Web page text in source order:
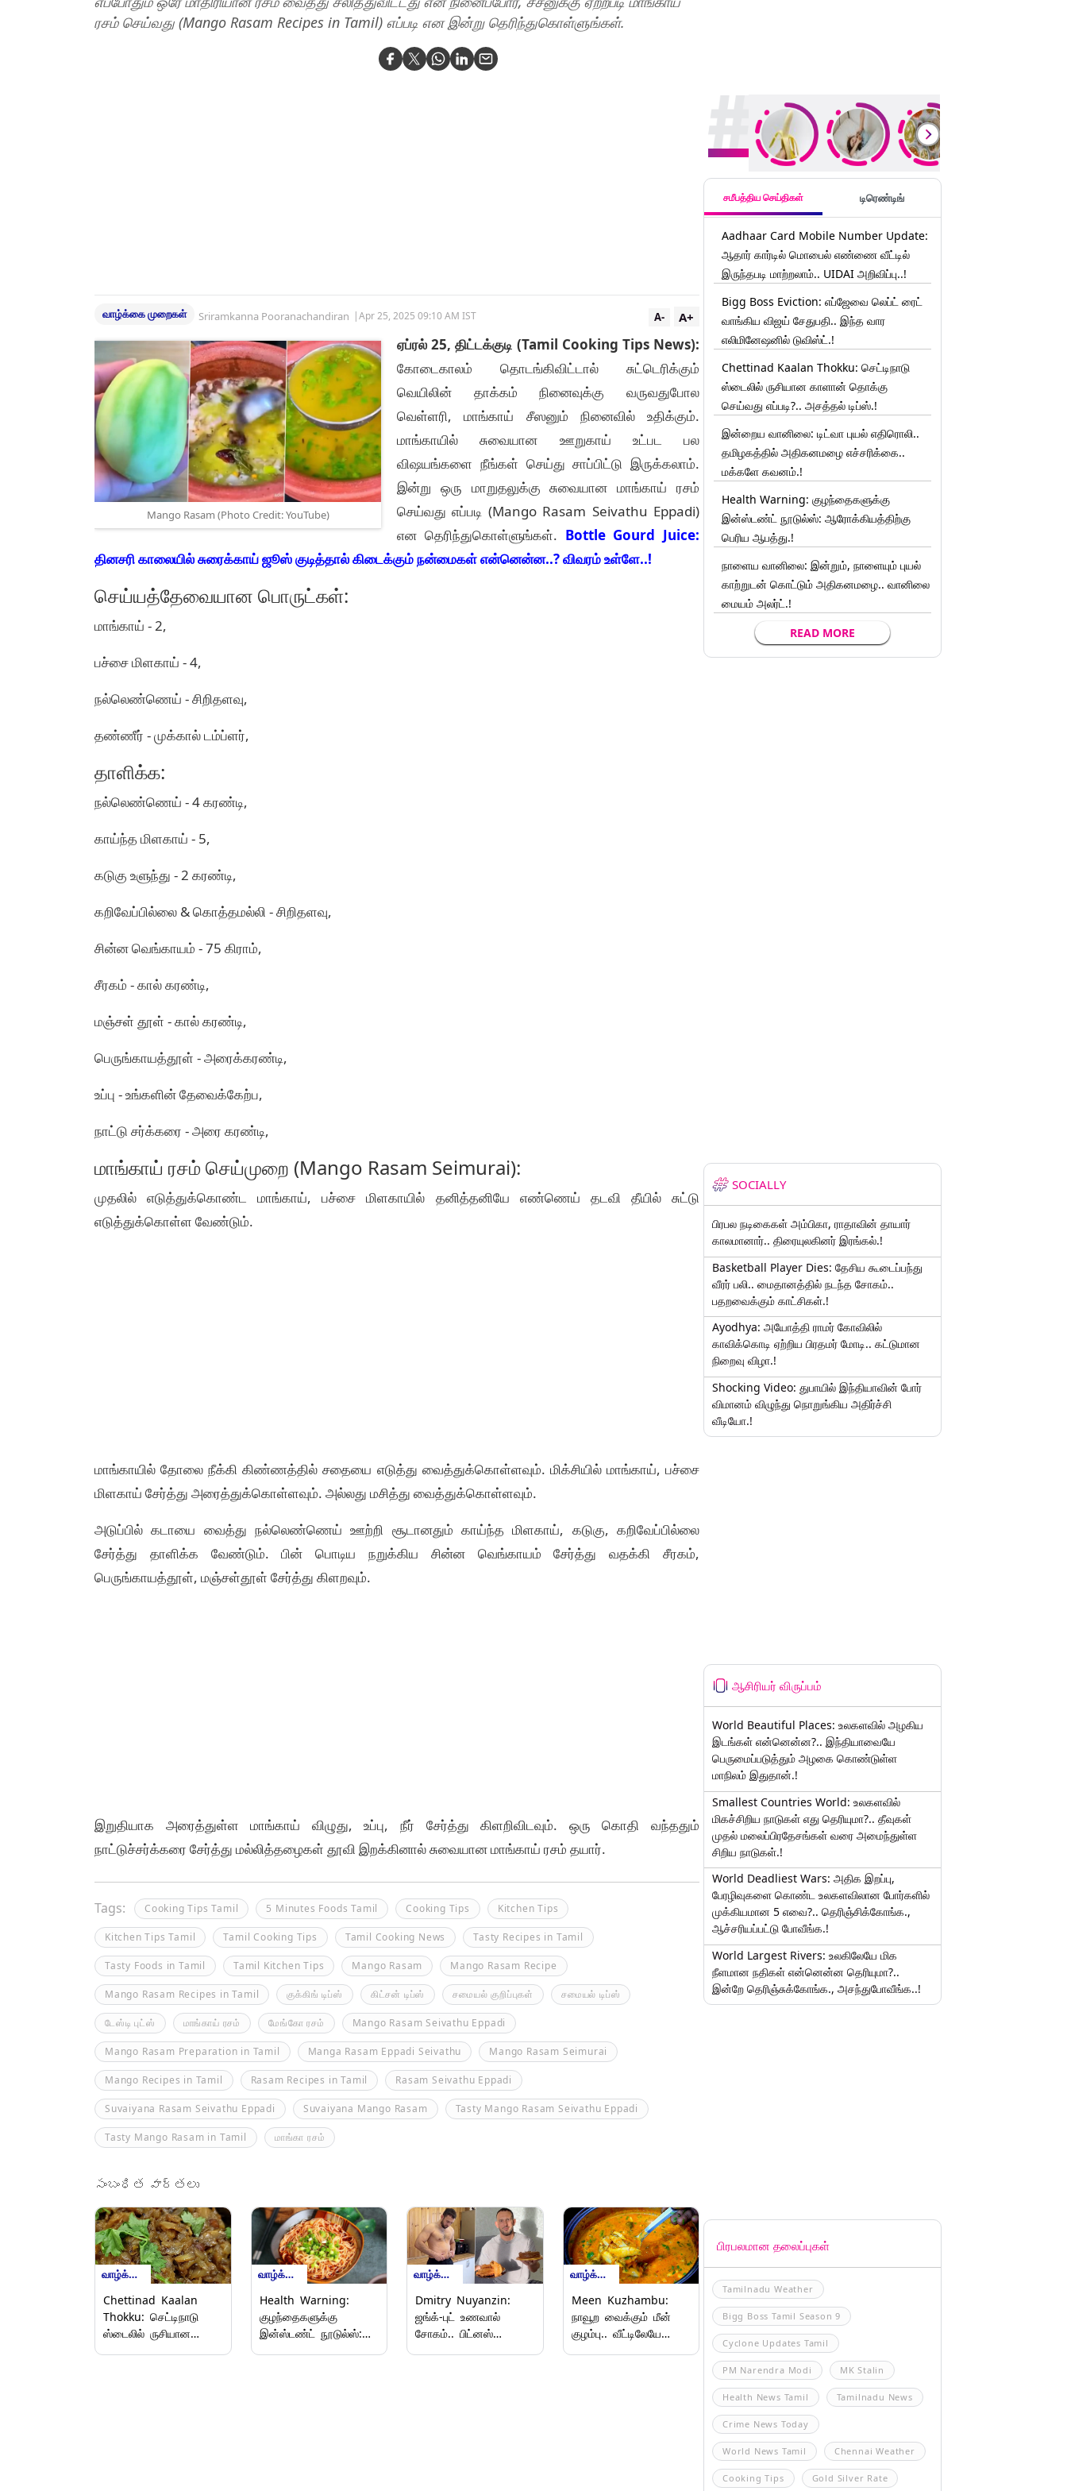
ரசம் செய்வது (Mango Rasam Recipes in Tamil) எப்படி என இன்று தெரிந்துகொள்ளுங்கள்.
வாழ்க்கை முறைகள் Sriramkanna Pooranachandiran |Apr 25, 2025 09:10 AM IST A+
A-
Mango Rasam (Photo Credit: YouTube)
ஏப்ரல் 25, திட்டக்குடி (Tamil Cooking Tips News):
கோடைகாலம் தொடங்கிவிட்டால் சுட்டெரிக்கும்
வெயிலின் தாக்கம் நினைவுக்கு வருவதுபோல
வெள்ளரி, மாங்காய் சீஸனும் நினைவில் உதிக்கும்.
மாங்காயில் சுவையான ஊறுகாய் உட்பட பல
விஷயங்களை நீங்கள் செய்து சாப்பிட்டு இருக்கலாம்.
இன்று ஒரு மாறுதலுக்கு சுவையான மாங்காய் ரசம்
செய்வது எப்படி (Mango Rasam Seivathu Eppadi)
என தெரிந்துகொள்ளுங்கள். Bottle Gourd Juice:
தினசரி காலையில் சுரைக்காய் ஜூஸ் குடித்தால் கிடைக்கும் நன்மைகள் என்னென்ன..? விவரம் உள்ளே..!
செய்யத்தேவையான பொருட்கள்:
மாங்காய் - 2,
பச்சை மிளகாய் - 4,
நல்லெண்ணெய் - சிறிதளவு,
தண்ணீர் - முக்கால் டம்ப்ளர்,
தாளிக்க:
நல்லெண்ணெய் - 4 கரண்டி,
காய்ந்த மிளகாய் - 5,
கடுகு உளுந்து - 2 கரண்டி,
கறிவேப்பில்லை & கொத்தமல்லி - சிறிதளவு,
சின்ன வெங்காயம் - 75 கிராம்,
சீரகம் - கால் கரண்டி,
மஞ்சள் தூள் - கால் கரண்டி,
பெருங்காயத்தூள் - அரைக்கரண்டி,
உப்பு - உங்களின் தேவைக்கேற்ப,
நாட்டு சர்க்கரை - அரை கரண்டி,
மாங்காய் ரசம் செய்முறை (Mango Rasam Seimurai):
முதலில் எடுத்துக்கொண்ட மாங்காய், பச்சை மிளகாயில் தனித்தனியே எண்ணெய் தடவி தீயில் சுட்டு
எடுத்துக்கொள்ள வேண்டும்.
மாங்காயில் தோலை நீக்கி கிண்ணத்தில் சதையை எடுத்து வைத்துக்கொள்ளவும். மிக்சியில் மாங்காய், பச்சை
மிளகாய் சேர்த்து அரைத்துக்கொள்ளவும். அல்லது மசித்து வைத்துக்கொள்ளவும்.
அடுப்பில் கடாயை வைத்து நல்லெண்ணெய் ஊற்றி சூடானதும் காய்ந்த மிளகாய், கடுகு, கறிவேப்பில்லை
சேர்த்து தாளிக்க வேண்டும். பின் பொடிய நறுக்கிய சின்ன வெங்காயம் சேர்த்து வதக்கி சீரகம்,
பெருங்காயத்தூள், மஞ்சள்தூள் சேர்த்து கிளறவும்.
இறுதியாக அரைத்துள்ள மாங்காய் விழுது, உப்பு, நீர் சேர்த்து கிளறிவிடவும். ஒரு கொதி வந்ததும்
நாட்டுச்சர்க்கரை சேர்த்து மல்லித்தழைகள் தூவி இறக்கினால் சுவையான மாங்காய் ரசம் தயார்.
Tags: Cooking Tips Tamil 5 Minutes Foods Tamil Cooking Tips Kitchen Tips
Kitchen Tips Tamil Tamil Cooking Tips Tamil Cooking News Tasty Recipes in Tamil
Tasty Foods in Tamil Tamil Kitchen Tips Mango Rasam Mango Rasam Recipe
Mango Rasam Recipes in Tamil குக்கிங் டிப்ஸ் கிட்சன் டிப்ஸ் சமையல் குறிப்புகள் சமையல் டிப்ஸ்
டேஸ்டி புட்ஸ் மாங்காய் ரசம் மேங்கோ ரசம் Mango Rasam Seivathu Eppadi
Mango Rasam Preparation in Tamil Manga Rasam Eppadi Seivathu Mango Rasam Seimurai
Mango Recipes in Tamil Rasam Recipes in Tamil Rasam Seivathu Eppadi
Suvaiyana Rasam Seivathu Eppadi Suvaiyana Mango Rasam Tasty Mango Rasam Seivathu Eppadi
Tasty Mango Rasam in Tamil மாங்கா ரசம்
సంబంధిత వార్తలు
வாழ்க்கை முறைகள்
Chettinad Kaalan
Thokku: செட்டிநாடு
ஸ்டைலில் ருசியான
வாழ்க்கை முறைகள்
Health Warning:
குழந்தைகளுக்கு
இன்ஸ்டண்ட் நூடுல்ஸ்:
வாழ்க்கை முறைகள்
Dmitry Nuyanzin:
ஜங்க்-புட் உணவால்
சோகம்.. பிட்னஸ்
வாழ்க்கை முறைகள்
Meen Kuzhambu:
நாவூற வைக்கும் மீன்
குழம்பு.. வீட்டிலேயே
சமீபத்திய செய்திகள் டிரெண்டிங்
Aadhaar Card Mobile Number Update:
ஆதார் கார்டில் மொபைல் எண்ணை வீட்டில்
இருந்தபடி மாற்றலாம்.. UIDAI அறிவிப்பு..!
Bigg Boss Eviction: எப்ஜேவை லெப்ட் ரைட்
வாங்கிய விஜய் சேதுபதி.. இந்த வார
எலிமினேஷனில் டுவிஸ்ட்.!
Chettinad Kaalan Thokku: செட்டிநாடு
ஸ்டைலில் ருசியான காளான் தொக்கு
செய்வது எப்படி?.. அசத்தல் டிப்ஸ்.!
இன்றைய வானிலை: டிட்வா புயல் எதிரொலி..
தமிழகத்தில் அதிகனமழை எச்சரிக்கை..
மக்களே கவனம்.!
Health Warning: குழந்தைகளுக்கு
இன்ஸ்டண்ட் நூடுல்ஸ்: ஆரோக்கியத்திற்கு
பெரிய ஆபத்து.!
நாளைய வானிலை: இன்றும், நாளையும் புயல்
காற்றுடன் கொட்டும் அதிகனமழை.. வானிலை
மையம் அலர்ட்.!
READ MORE
SOCIALLY
பிரபல நடிகைகள் அம்பிகா, ராதாவின் தாயார்
காலமானார்.. திரையுலகினர் இரங்கல்.!
Basketball Player Dies: தேசிய கூடைப்பந்து
வீரர் பலி.. மைதானத்தில் நடந்த சோகம்..
பதறவைக்கும் காட்சிகள்.!
Ayodhya: அயோத்தி ராமர் கோவிலில்
காவிக்கொடி ஏற்றிய பிரதமர் மோடி.. கட்டுமான
நிறைவு விழா.!
Shocking Video: துபாயில் இந்தியாவின் போர்
விமானம் விழுந்து நொறுங்கிய அதிர்ச்சி
வீடியோ.!
ஆசிரியர் விருப்பம்
World Beautiful Places: உலகளவில் அழகிய
இடங்கள் என்னென்ன?.. இந்தியாவையே
பெருமைப்படுத்தும் அழகை கொண்டுள்ள
மாநிலம் இதுதான்.!
Smallest Countries World: உலகளவில்
மிகச்சிறிய நாடுகள் எது தெரியுமா?.. தீவுகள்
முதல் மலைப்பிரதேசங்கள் வரை அமைந்துள்ள
சிறிய நாடுகள்.!
World Deadliest Wars: அதிக இறப்பு,
பேரழிவுகளை கொண்ட உலகளவிலான போர்களில்
முக்கியமான 5 எவை?.. தெரிஞ்சிக்கோங்க.,
ஆச்சரியப்பட்டு போவீங்க.!
World Largest Rivers: உலகிலேயே மிக
நீளமான நதிகள் என்னென்ன தெரியுமா?..
இன்றே தெரிஞ்சுக்கோங்க., அசந்துபோவீங்க..!
பிரபலமான தலைப்புகள்
Tamilnadu Weather
Bigg Boss Tamil Season 9
Cyclone Updates Tamil
PM Narendra Modi MK Stalin
Health News Tamil Tamilnadu News
Crime News Today
World News Tamil Chennai Weather
Cooking Tips Gold Silver Rate